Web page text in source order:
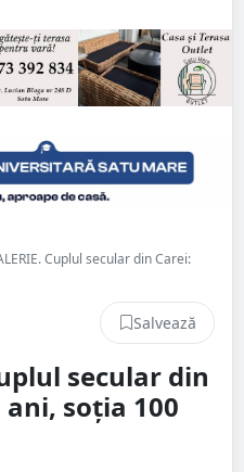
Cuplul secular din Carei:
Salvează
secular din
ani, soția 100